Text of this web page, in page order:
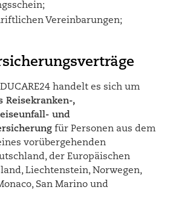
Vereinbarungen;
handelt es sich um
Reisekranken-,
und
für Personen aus dem
vorübergehenden
der Europäischen
Liechtenstein, Norwegen,
San Marino und